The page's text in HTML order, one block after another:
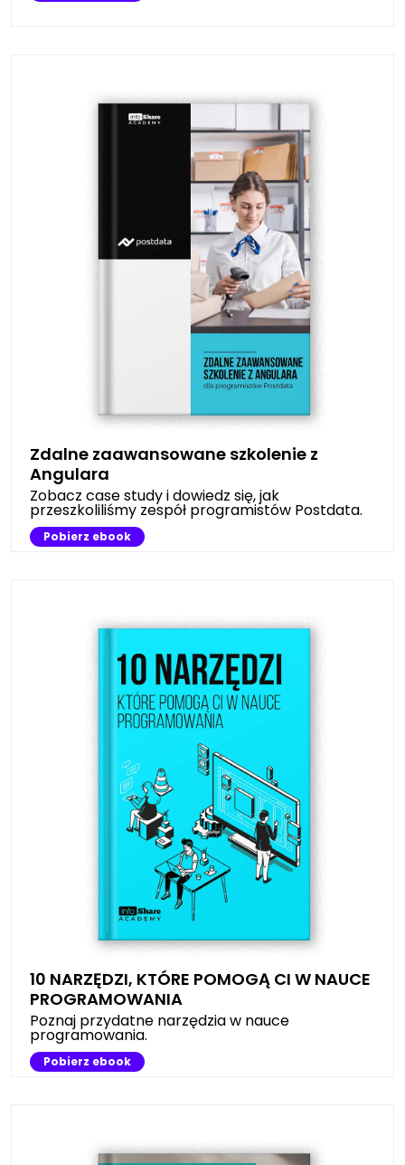
Zdalne zaawansowane szkolenie z
Angulara
Zobacz case study i dowiedz się, jak
przeszkoliliśmy zespół programistów Postdata.
Pobierz ebook
10 NARZĘDZI, KTÓRE POMOGĄ CI W NAUCE
PROGRAMOWANIA
Poznaj przydatne narzędzia w nauce
programowania.
Pobierz ebook